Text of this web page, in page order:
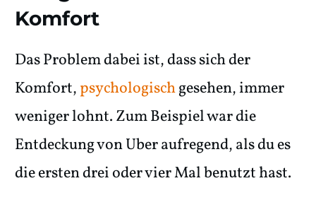
Komfort
Das Problem dabei ist, dass sich der
Komfort,psychologischgesehen, immer
weniger lohnt. Zum Beispiel war die
Entdeckung von Uber aufregend, als du es
die ersten drei oder vier Mal benutzt hast.